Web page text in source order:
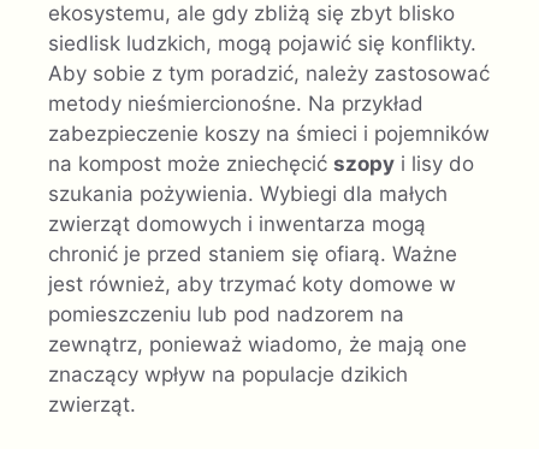
ekosystemu, ale gdy zbliżą się zbyt blisko
siedlisk ludzkich, mogą pojawić się konflikty.
Aby sobie z tym poradzić, należy zastosować
metody nieśmiercionośne. Na przykład
zabezpieczenie koszy na śmieci i pojemników
na kompost może zniechęcić szopy i lisy do
szukania pożywienia. Wybiegi dla małych
zwierząt domowych i inwentarza mogą
chronić je przed staniem się ofiarą. Ważne
jest również, aby trzymać koty domowe w
pomieszczeniu lub pod nadzorem na
zewnątrz, ponieważ wiadomo, że mają one
znaczący wpływ na populacje dzikich
zwierząt.